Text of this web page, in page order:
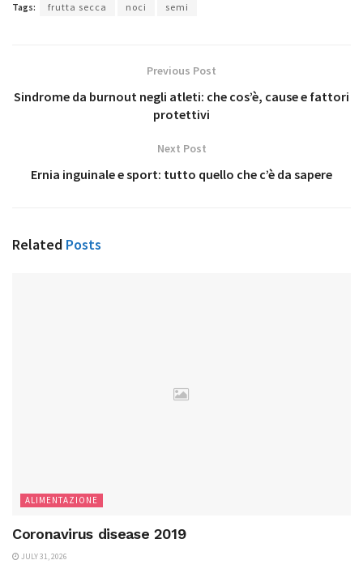
Tags: frutta secca noci semi
Previous Post
Sindrome da burnout negli atleti: che cos’è, cause e fattori
protettivi
Next Post
Ernia inguinale e sport: tutto quello che c’è da sapere
Related Posts
ALIMENTAZIONE
Coronavirus disease 2019
JULY 31, 2026